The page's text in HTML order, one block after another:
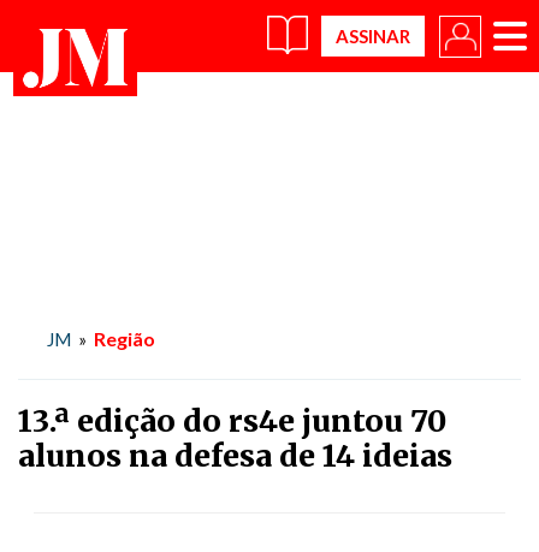
×
JM » Região
13.ª edição do rs4e juntou 70
alunos na defesa de 14 ideias